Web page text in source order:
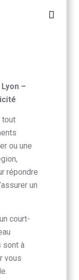
–
tout
ou une
répondre
un
court-
sont à
vous